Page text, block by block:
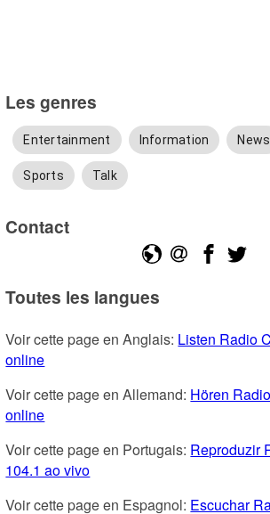
Les genres
Entertainment Information News
Sports Talk
Contact
Toutes les langues
Voir cette page en Anglais: Listen Radio
online
Voir cette page en Allemand: Hören
online
Voir cette page en Portugais: Reproduzir
104.1 ao vivo
Voir cette page en Espagnol: Escuchar